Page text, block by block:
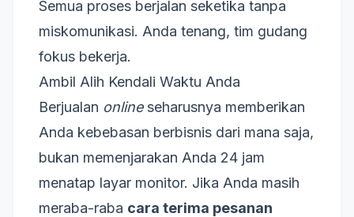
Semua proses berjalan seketika tanpa
miskomunikasi. Anda tenang, tim gudang
fokus bekerja.
Ambil Alih Kendali Waktu Anda
Berjualan onlineseharusnya memberikan
Anda kebebasan berbisnis dari mana saja,
bukan memenjarakan Anda 24 jam
menatap layar monitor. Jika Anda masih
meraba-raba cara terima pesanan